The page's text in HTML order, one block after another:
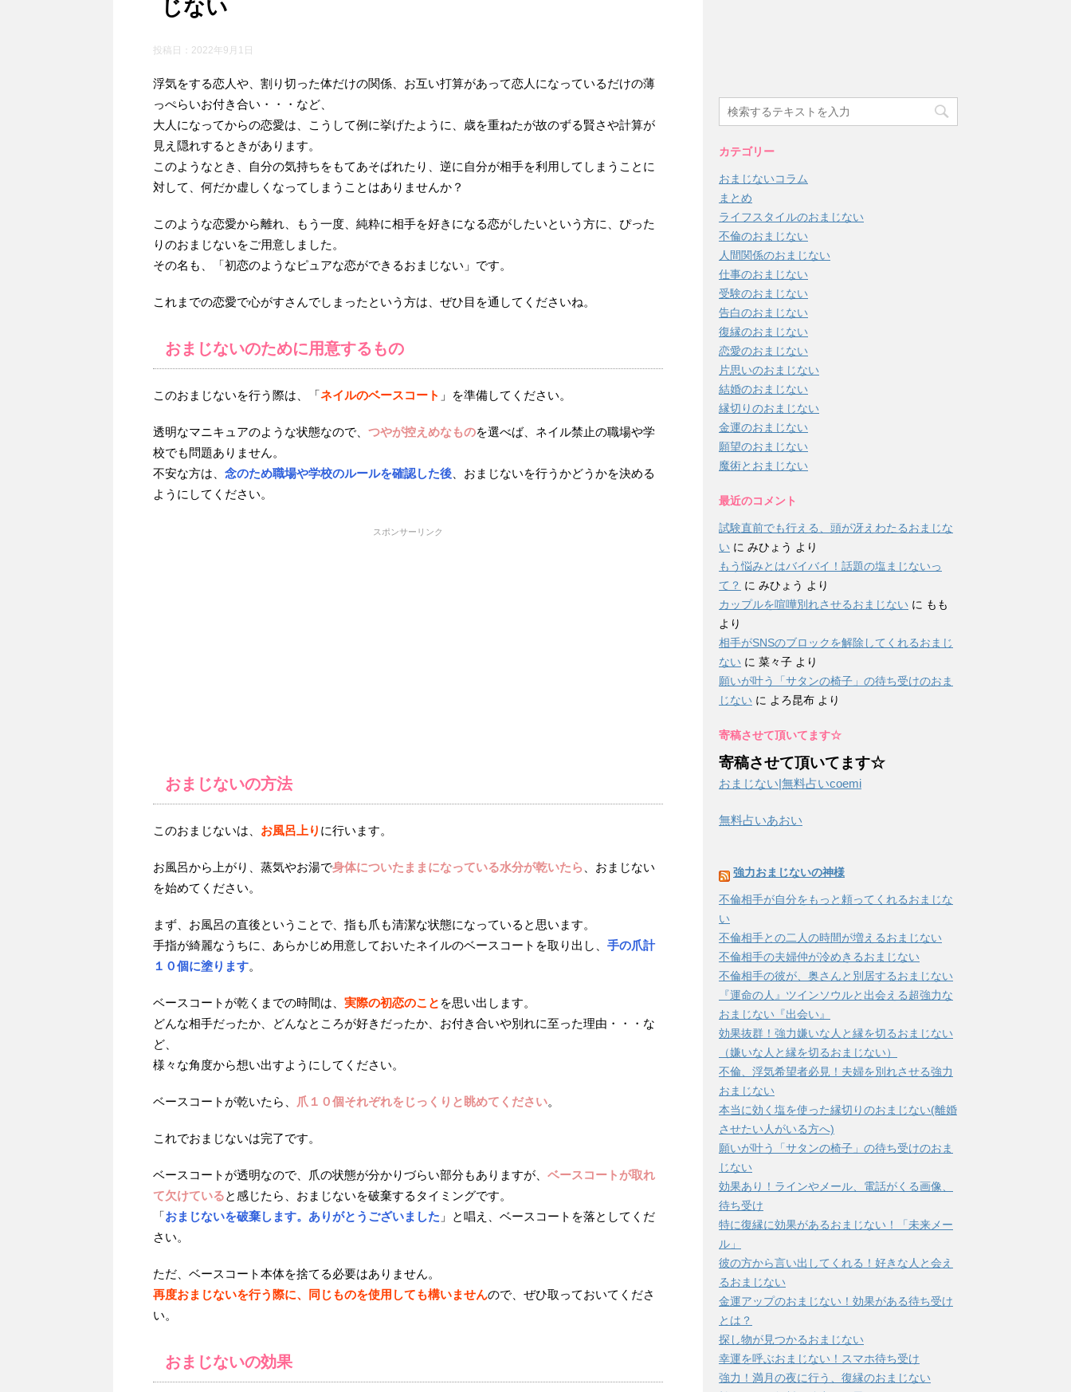
じない
投稿日： 2022年9月1日
浮気をする恋人や、割り切った体だけの関係、お互い打算があって恋人になっているだけの薄
っぺらいお付き合い・・・など、
大人になってからの恋愛は、こうして例に挙げたように、歳を重ねたが故のずる賢さや計算が
見え隠れするときがあります。
このようなとき、自分の気持ちをもてあそばれたり、逆に自分が相手を利用してしまうことに
対して、何だか虚しくなってしまうことはありませんか？
このような恋愛から離れ、もう一度、純粋に相手を好きになる恋がしたいという方に、ぴった
りのおまじないをご用意しました。
その名も、「初恋のようなピュアな恋ができるおまじない」です。
これまでの恋愛で心がすさんでしまったという方は、ぜひ目を通してくださいね。
おまじないのために用意するもの
このおまじないを行う際は、「ネイルのベースコート 」を準備してください。
透明なマニキュアのような状態なので、 つやが控えめなものを選べば、ネイル禁止の職場や学
校でも問題ありません。
不安な方は、 念のため職場や学校のルールを確認した後 、おまじないを行うかどうかを決める
ようにしてください。
スポンサーリンク
おまじないの方法
このおまじないは、 お風呂上り に行います。
お風呂から上がり、蒸気やお湯で身体についたままになっている水分が乾いたら
、おまじない
を始めてください。
まず、お風呂の直後ということで、指も爪も清潔な状態になっていると思います。
手指が綺麗なうちに、あらかじめ用意しておいたネイルのベースコートを取り出し、 手の爪計
１０個に塗ります。
ベースコートが乾くまでの時間は、 実際の初恋のこと を思い出します。
どんな相手だったか、どんなところが好きだったか、お付き合いや別れに至った理由・・・な
ど、
様々な角度から想い出すようにしてください。
ベースコートが乾いたら、 爪１０個それぞれをじっくりと眺めてください。
これでおまじないは完了です。
ベースコートが透明なので、爪の状態が分かりづらい部分もありますが、 ベースコートが取れ
て欠けていると感じたら、おまじないを破棄するタイミングです。
「おまじないを破棄します。ありがとうございました 」と唱え、ベースコートを落としてくだ
さい。
ただ、ベースコート本体を捨てる必要はありません。
再度おまじないを行う際に、同じものを使用しても構いませんので、ぜひ取っておいてくださ
い。
おまじないの効果
カテゴリー
おまじないコラム
まとめ
ライフスタイルのおまじない
不倫のおまじない
人間関係のおまじない
仕事のおまじない
受験のおまじない
告白のおまじない
復縁のおまじない
恋愛のおまじない
片思いのおまじない
結婚のおまじない
縁切りのおまじない
金運のおまじない
願望のおまじない
魔術とおまじない
最近のコメント
試験直前でも行える、頭が冴えわたるおまじな
い に みひょう より
もう悩みとはバイバイ！話題の塩まじないっ
て？ に みひょう より
カップルを喧嘩別れさせるおまじない に もも
より
相手がSNSのブロックを解除してくれるおまじ
ない に 菜々子 より
願いが叶う「サタンの椅子」の待ち受けのおま
じない に よろ昆布 より
寄稿させて頂いてます☆
寄稿させて頂いてます☆
おまじない|無料占いcoemi
無料占いあおい
強力おまじないの神様
不倫相手が自分をもっと頼ってくれるおまじな
い
不倫相手との二人の時間が増えるおまじない
不倫相手の夫婦仲が冷めきるおまじない
不倫相手の彼が、奥さんと別居するおまじない
『運命の人』ツインソウルと出会える超強力な
おまじない『出会い』
効果抜群！強力嫌いな人と縁を切るおまじない
（嫌いな人と縁を切るおまじない）
不倫、浮気希望者必見！夫婦を別れさせる強力
おまじない
本当に効く塩を使った縁切りのおまじない(離婚
させたい人がいる方へ)
願いが叶う「サタンの椅子」の待ち受けのおま
じない
効果あり！ラインやメール、電話がくる画像、
待ち受け
特に復縁に効果があるおまじない！「未来メー
ル」
彼の方から言い出してくれる！好きな人と会え
るおまじない
金運アップのおまじない！効果がある待ち受け
とは？
探し物が見つかるおまじない
幸運を呼ぶおまじない！スマホ待ち受け
強力！満月の夜に行う、復縁のおまじない